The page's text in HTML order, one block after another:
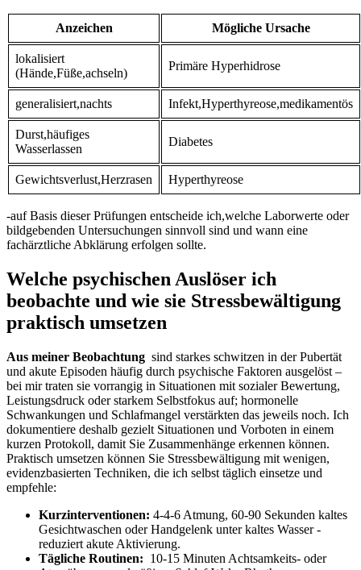
Anzeichen Mögliche⁢ Ursache
lokalisiert
(Hände,Füße,achseln)
Primäre ⁤Hyperhidrose
generalisiert,nachts Infekt,Hyperthyreose,medikamentös
Durst,häufiges
Wasserlassen
Diabetes
Gewichtsverlust,Herzrasen Hyperthyreose
-auf ⁤Basis dieser​ Prüfungen⁢ entscheide ich,welche Laborwerte oder
bildgebenden ⁣Untersuchungen ⁣sinnvoll sind und wann‍ eine
fachärztliche Abklärung erfolgen sollte.
Welche psychischen Auslöser ich
beobachte ‍und wie sie Stressbewältigung
praktisch umsetzen
Aus meiner Beobachtung ‍ sind ​starkes schwitzen in der Pubertät
und akute Episoden häufig durch⁢ psychische Faktoren ⁣ausgelöst –
bei mir traten sie​ vorrangig in Situationen mit‌ sozialer​ Bewertung,
Leistungsdruck oder‍ starkem Selbstfokus auf; hormonelle
Schwankungen und Schlafmangel verstärkten das jeweils noch. Ich
dokumentiere deshalb gezielt Situationen⁤ und Vorboten in einem
kurzen Protokoll,⁢ damit‍ Sie⁢ Zusammenhänge erkennen​ können.
Praktisch umsetzen können Sie Stressbewältigung mit wenigen,
evidenzbasierten ‍Techniken, die ich selbst täglich einsetze und
empfehle:
Kurzinterventionen: 4‑4‑6‍ Atmung, ⁣60-90 Sekunden kaltes ​
Gesichtwaschen oder Handgelenk ⁢unter kaltes ⁢Wasser ⁣-
reduziert ⁢akute Aktivierung.
Tägliche Routinen: ⁣ 10-15⁤ Minuten Achtsamkeits- oder